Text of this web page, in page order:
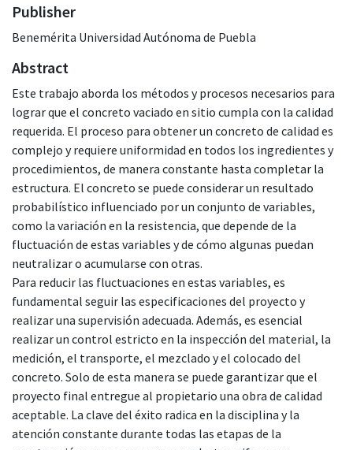
Publisher
Benemérita Universidad Autónoma de Puebla
Abstract
Este trabajo aborda los métodos y procesos necesarios para
lograr que el concreto vaciado en sitio cumpla con la calidad
requerida. El proceso para obtener un concreto de calidad es
complejo y requiere uniformidad en todos los ingredientes y
procedimientos, de manera constante hasta completar la
estructura. El concreto se puede considerar un resultado
probabilístico influenciado por un conjunto de variables,
como la variación en la resistencia, que depende de la
fluctuación de estas variables y de cómo algunas puedan
neutralizar o acumularse con otras.
Para reducir las fluctuaciones en estas variables, es
fundamental seguir las especificaciones del proyecto y
realizar una supervisión adecuada. Además, es esencial
realizar un control estricto en la inspección del material, la
medición, el transporte, el mezclado y el colocado del
concreto. Solo de esta manera se puede garantizar que el
proyecto final entregue al propietario una obra de calidad
aceptable. La clave del éxito radica en la disciplina y la
atención constante durante todas las etapas de la